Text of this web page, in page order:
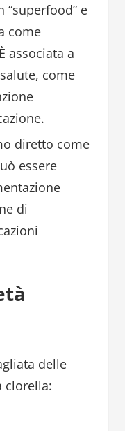
“superfood” e
come
associata a
come
diretto come
essere
di
delle
clorella: